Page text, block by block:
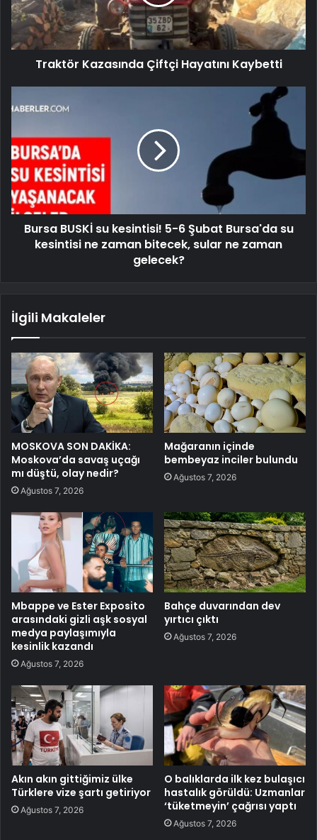
Traktör Kazasında Çiftçi Hayatını Kaybetti
Bursa BUSKİ su kesintisi! 5-6 Şubat Bursa'da su
kesintisi ne zaman bitecek, sular ne zaman
gelecek?
İlgili Makaleler
MOSKOVA SON DAKİKA:
Moskova’da savaş uçağı
mı düştü, olay nedir?
Ağustos 7, 2026
Mağaranın içinde
bembeyaz inciler bulundu
Ağustos 7, 2026
Mbappe ve Ester Exposito
arasındaki gizli aşk sosyal
medya paylaşımıyla
kesinlik kazandı
Ağustos 7, 2026
Bahçe duvarından dev
yırtıcı çıktı
Ağustos 7, 2026
Akın akın gittiğimiz ülke
Türklere vize şartı getiriyor
Ağustos 7, 2026
O balıklarda ilk kez bulaşıcı
hastalık görüldü: Uzmanlar
‘tüketmeyin’ çağrısı yaptı
Ağustos 7, 2026